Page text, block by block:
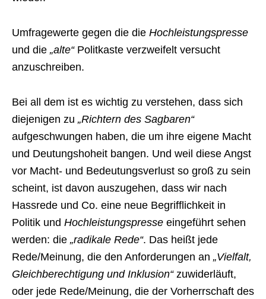
Umfragewerte gegen die die Hochleistungspresse
und die „alte“Politkaste verzweifelt versucht
anzuschreiben.
Bei all dem ist es wichtig zu verstehen, dass sich
diejenigen zu „Richtern des Sagbaren“
aufgeschwungen haben, die um ihre eigene Macht
und Deutungshoheit bangen. Und weil diese Angst
vor Macht- und Bedeutungsverlust so groß zu sein
scheint, ist davon auszugehen, dass wir nach
Hassrede und Co. eine neue Begrifflichkeit in
Politik und Hochleistungspresse eingeführt sehen
werden: die „radikale Rede“. Das heißt jede
Rede/Meinung, die den Anforderungen an „Vielfalt,
Gleichberechtigung und Inklusion“zuwiderläuft,
oder jede Rede/Meinung, die der Vorherrschaft des